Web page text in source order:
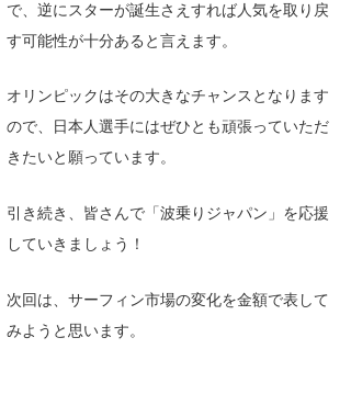
で、逆にスターが誕生さえすれば人気を取り戻
す可能性が十分あると言えます。
オリンピックはその大きなチャンスとなります
ので、日本人選手にはぜひとも頑張っていただ
きたいと願っています。
引き続き、皆さんで「波乗りジャパン」を応援
していきましょう！
次回は、サーフィン市場の変化を金額で表して
みようと思います。